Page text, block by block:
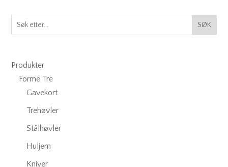
SØK
Produkter
Forme Tre
Gavekort
Trehøvler
Stålhøvler
Huljern
Kniver